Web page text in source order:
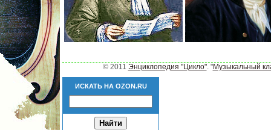
© 2011 Энциклопедия "Цикло". "Музыкальный
ИСКАТЬ НА OZON.RU